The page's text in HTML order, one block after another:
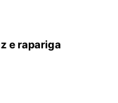
e rapariga